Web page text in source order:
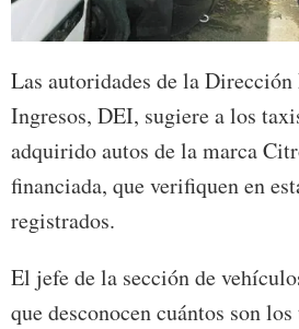
Las autoridades de la
Ingresos, DEI, sugiere a los
adquirido autos de la marca
financiada, que verifiquen en
registrados.
El jefe de la sección de
que desconocen cuántos son